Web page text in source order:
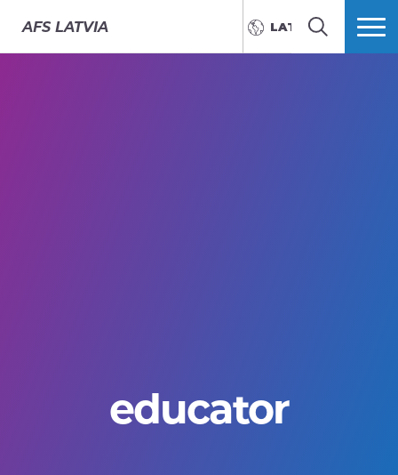
AFS LATVIA LATVIEŠU
MEKLĒT VAIRĀK
educator